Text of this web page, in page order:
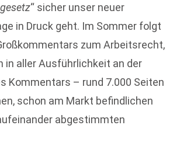
“ sicher unser neuer
in Druck geht. Im Sommer folgt
zum Arbeitsrecht,
aller Ausführlichkeit an der
Kommentars – rund 7.000 Seiten
schon am Markt befindlichen
abgestimmten